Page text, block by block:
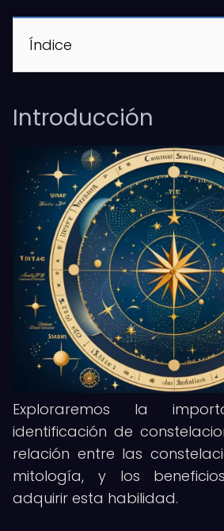
Índice
Introducción
Exploraremos la
identificación de
relación entre las
mitología, y los
adquirir esta habilidad.